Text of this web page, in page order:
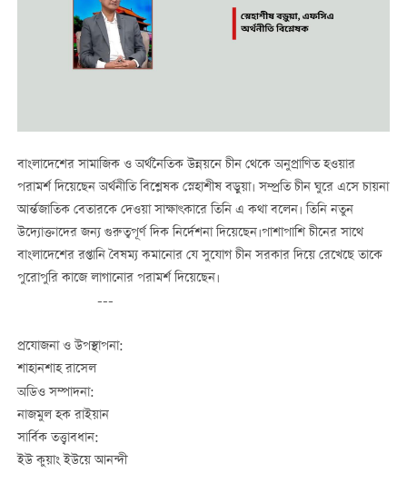
বাংলাদেশের সামাজিক ও অর্থনৈতিক উন্নয়নে চীন থেকে অনুপ্রাণিত হওয়ার
পরামর্শ দিয়েছেন অর্থনীতি বিশ্লেষক স্নেহাশীষ বড়ুয়া। সম্প্রতি চীন ঘুরে এসে চায়না
আর্ন্তজাতিক বেতারকে দেওয়া সাক্ষাৎকারে তিনি এ কথা বলেন। তিনি নতুন
উদ্যোক্তাদের জন্য গুরুত্বপূর্ণ দিক নির্দেশনা দিয়েছেন।পাশাপাশি চীনের সাথে
বাংলাদেশের রপ্তানি বৈষম্য কমানোর যে সুযোগ চীন সরকার দিয়ে রেখেছে তাকে
পুরোপুরি কাজে লাগানোর পরামর্শ দিয়েছেন।
---
প্রযোজনা ও উপস্থাপনা:
শাহানশাহ রাসেল
অডিও সম্পাদনা:
নাজমুল হক রাইয়ান
সার্বিক তত্ত্বাবধান:
ইউ কুয়াং ইউয়ে আনন্দী